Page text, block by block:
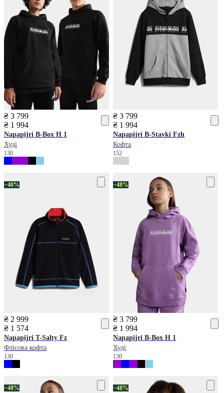
₴ 3 799
₴ 1 994
Napapijri B-Box H 1
Худі
130
₴ 3 799
₴ 1 994
Napapijri B-Stavki Fzh
Кофта
152
−48%
₴ 2 999
₴ 1 574
Napapijri T-Salty Fz
Флісова кофта
130
−48%
₴ 3 799
₴ 1 994
Napapijri B-Box H 1
Худі
130
−48% −48%